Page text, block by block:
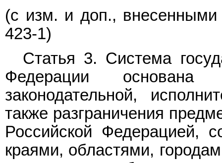
(с изм. и доп.,
423-1)
Статья 3. Система
Федерации основана
законодательной,
также разграничения
Российской Федерацией,
краями, областями,